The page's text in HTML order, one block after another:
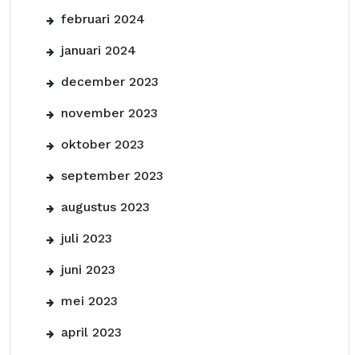
februari 2024
januari 2024
december 2023
november 2023
oktober 2023
september 2023
augustus 2023
juli 2023
juni 2023
mei 2023
april 2023